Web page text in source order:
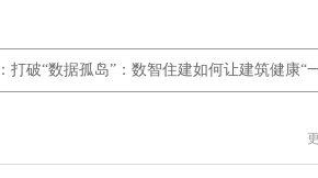
打破“数据孤岛”：数智住建如何让建筑健康“